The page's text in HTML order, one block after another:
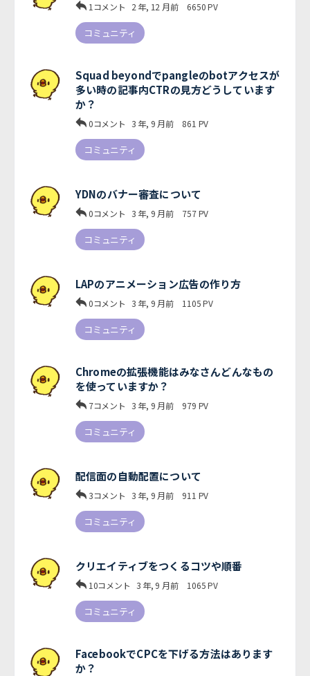
1コメント 2 年, 12 月前 6650PV
コミュニティ
Squad beyondでpangleのbotアクセスが
多い時の記事内CTRの見方どうしています
か？
0コメント 3 年, 9 月前 861 PV
コミュニティ
YDNのバナー審査について
0コメント 3 年, 9 月前 757PV
コミュニティ
LAPのアニメーション広告の作り方
0コメント 3 年, 9 月前 1105PV
コミュニティ
Chromeの拡張機能はみなさんどんなもの
を使っていますか？
7コメント 3 年, 9 月前 979 PV
コミュニティ
配信面の自動配置について
3コメント 3 年, 9 月前 911 PV
コミュニティ
クリエイティブをつくるコツや順番
10コメント 3 年, 9 月前 1065PV
コミュニティ
FacebookでCPCを下げる方法はあります
か？